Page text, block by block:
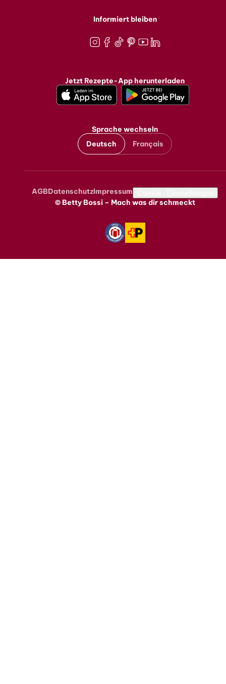
Informiert bleiben
Jetzt Rezepte-App herunterladen
Sprache wechseln
Deutsch
Français
Metanavigation
AGBDatenschutzImpressum
© Betty Bossi – Mach was dir schmeckt